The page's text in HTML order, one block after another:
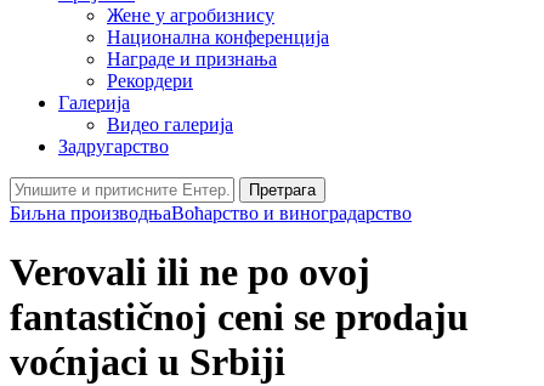
Жене у агробизнису
Национална конференција
Награде и признања
Рекордери
Галерија
Видео галерија
Задругарство
Претрага
Биљна производњаВоћарство и виноградарство
Verovali ili ne po ovoj
fantastičnoj ceni se prodaju
voćnjaci u Srbiji